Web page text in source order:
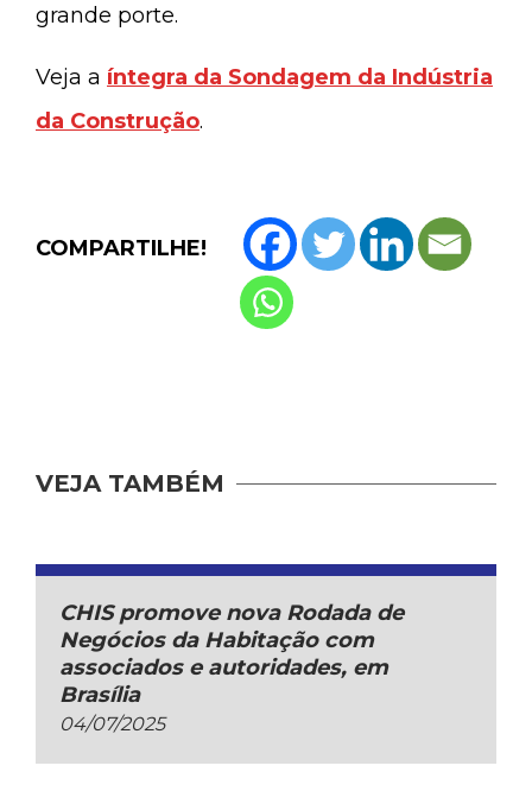
grande porte.
Veja a íntegra da Sondagem da Indústria
da Construção.
COMPARTILHE!
VEJA TAMBÉM
CHIS promove nova Rodada de
Negócios da Habitação com
associados e autoridades, em
Brasília
04/07/2025